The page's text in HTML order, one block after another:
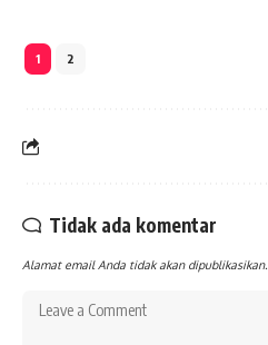
1 2
Tidak ada komentar
Alamat email Anda tidak akan dipublikasikan.